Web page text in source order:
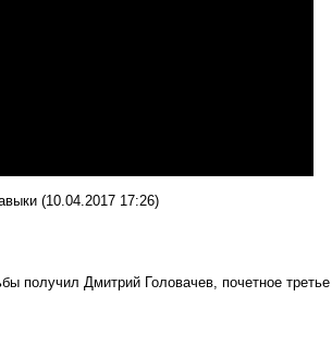
(10.04.2017 17:26)
получил Дмитрий Головачев, почетное третье